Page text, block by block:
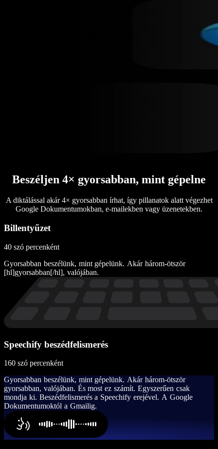
Beszéljen 4× gyorsabban, mint gépelne
A diktálással akár 4× gyorsabban írhat, így pillanatok alatt végezhet
Google Dokumentumokban, e-mailekben vagy üzenetekben.
Billentyűzet
40 szó percenként
Gyorsabban beszélünk, mint gépelünk. Akár három-ötször
[hl]gyorsabban[/hl], valójában.
Speechify beszédfelismerés
160 szó percenként
Gyorsabban beszélünk, mint gépelünk. Akár három-ötször
gyorsabban, valójában. És most ez számít. Egyszerűen csak
mondja ki. Beszédfelismerés a Speechify erejével. A Google
Dokumentumoktól a Gmailig.